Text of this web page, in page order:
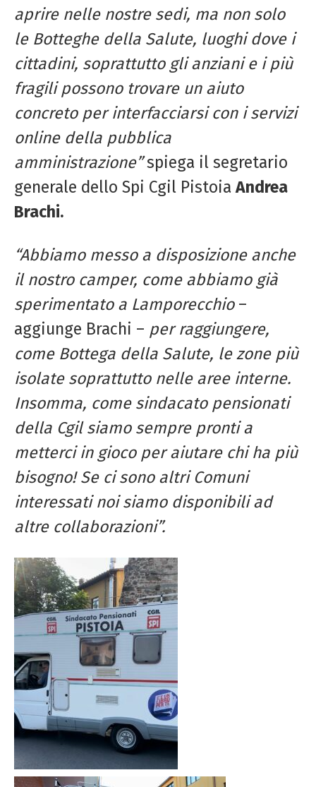
aprire nelle nostre sedi, ma non solo
le Botteghe della Salute, luoghi dove i
cittadini, soprattutto gli anziani e i più
fragili possono trovare un aiuto
concreto per interfacciarsi con i servizi
online della pubblica
amministrazione”spiega il segretario
generale dello Spi Cgil Pistoia Andrea
Brachi.
“Abbiamo messo a disposizione anche
il nostro camper, come abbiamo già
sperimentato a Lamporecchio–
aggiunge Brachi – per raggiungere,
come Bottega della Salute, le zone più
isolate soprattutto nelle aree interne.
Insomma, come sindacato pensionati
della Cgil siamo sempre pronti a
metterci in gioco per aiutare chi ha più
bisogno! Se ci sono altri Comuni
interessati noi siamo disponibili ad
altre collaborazioni”.